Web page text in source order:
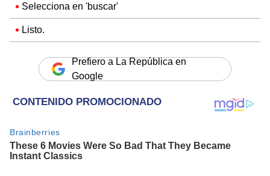
Selecciona en 'buscar'
Listo.
Prefiero a La República en
Google